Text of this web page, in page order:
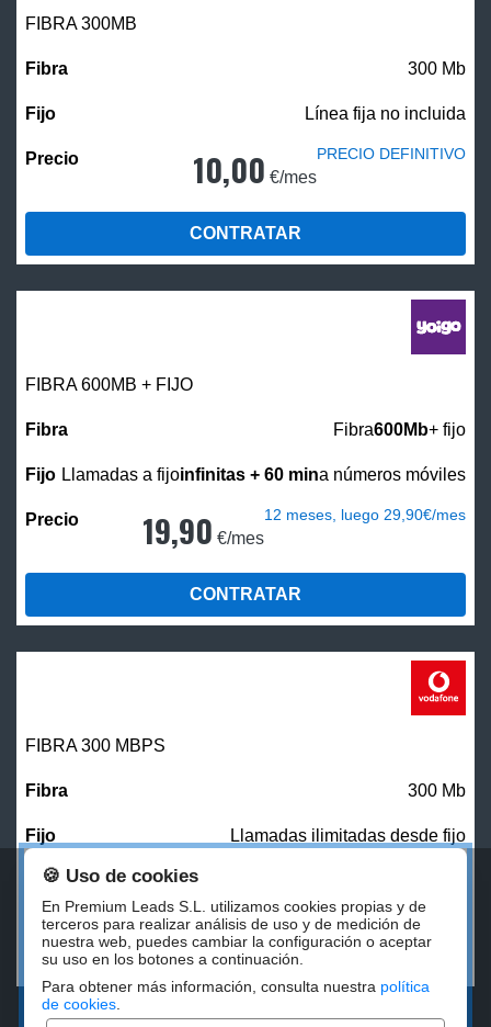
FIBRA 300MB
300 Mb
Línea fija no incluida
10,00 €/mes
PRECIO DEFINITIVO
CONTRATAR
FIBRA 600MB + FIJO
Fibra600Mb+ fijo
Llamadas a fijoinfinitas + 60 mina números móviles
19,90 €/mes
12 meses, luego 29,90€/mes
CONTRATAR
FIBRA 300 MBPS
300 Mb
Llamadas ilimitadas desde fijo
27,00 €/mes
CONTRATAR
🍪 Uso de cookies
En Premium Leads S.L. utilizamos cookies propias y de
terceros para realizar análisis de uso y de medición de
nuestra web, puedes cambiar la configuración o aceptar
su uso en los botones a continuación.
Para obtener más información, consulta nuestra política
de cookies